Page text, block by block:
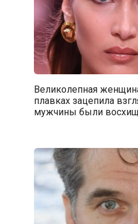
Великолепная
плавках зацепила
мужчины были